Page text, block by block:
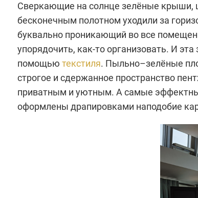
Сверкающие на солнце зелёные крыши,
бесконечным полотном уходили за
буквально проникающий во все
упорядочить, как‑то организовать. И
помощью текстиля. Пыльно–зелёные
строгое и сдержанное пространство
приватным и уютным. А самые
оформлены драпировками наподобие